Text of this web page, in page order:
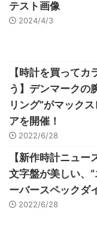
テスト画像
2024/4/3
【時計を買って
う】デンマークの
リング”がマック
アを開催！
2022/6/28
【新作時計ニュ
文字盤が美しい、
ーバースペックダ
2022/6/28